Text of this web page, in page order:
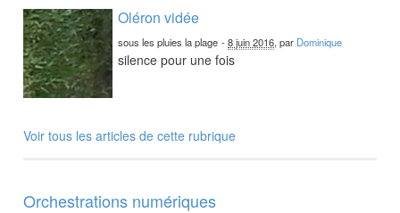
Oléron vidée
sous les pluies la plage -8 juin 2016, par Dominique
silence pour une fois
Voir tous les articles de cette rubrique
Orchestrations numériques